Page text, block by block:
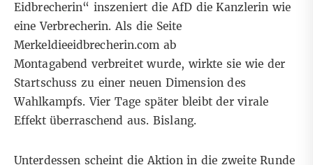
Eidbrecherin“ inszeniert die AfD die Kanzlerin wie
eine Verbrecherin. Als die Seite
Merkeldieeidbrecherin.com ab
Montagabend verbreitet wurde, wirkte sie wie der
Startschuss zu einer neuen Dimension des
Wahlkampfs. Vier Tage später bleibt der virale
Effekt überraschend aus. Bislang.
Unterdessen scheint die Aktion in die zweite Runde